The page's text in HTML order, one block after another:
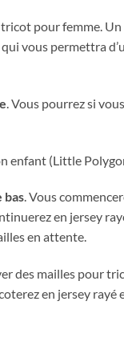
pour femme.
vous permettra
. Vous pourrez si
enfant (Little
bas. Vous
en jersey
en attente.
des mailles pour
en jersey